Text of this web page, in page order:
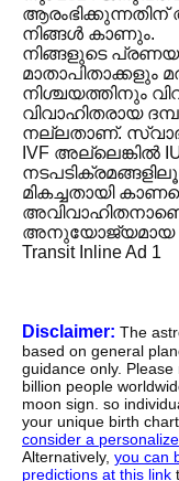
നിങ്ങൾ കാണും.
നിങ്ങളുടെ
മാതാപിതാക്കളും
നിശ്ചയത്തിനും
വിവാഹിതരായ
നല്ലതാണ്.
IVF അല്ലെങ്കിൽ
മികച്ചതായി
അനുയോജ്യമായ
Transit Inline Ad 1
Disclaimer: The
based on general
guidance only.
billion people
moon sign. so
your unique birth
consider a
Alternatively, you can
predictions at this link